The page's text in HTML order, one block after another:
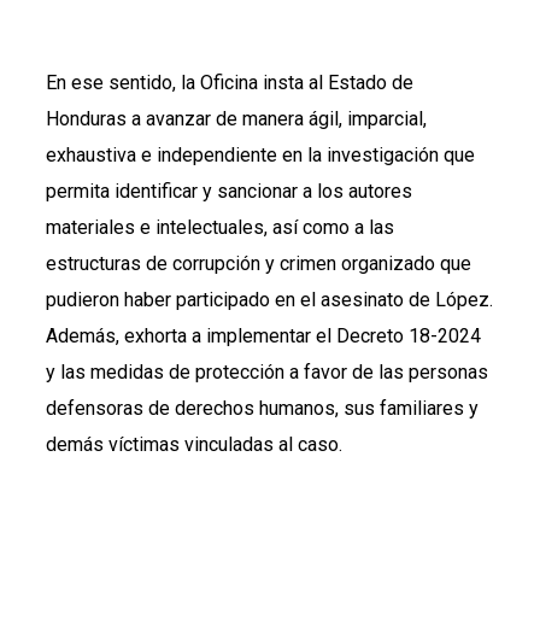
En ese sentido, la Oficina insta al Estado de
Honduras a avanzar de manera ágil, imparcial,
exhaustiva e independiente en la investigación que
permita identificar y sancionar a los autores
materiales e intelectuales, así como a las
estructuras de corrupción y crimen organizado que
pudieron haber participado en el asesinato de López.
Además, exhorta a implementar el Decreto 18-2024
y las medidas de protección a favor de las personas
defensoras de derechos humanos, sus familiares y
demás víctimas vinculadas al caso.